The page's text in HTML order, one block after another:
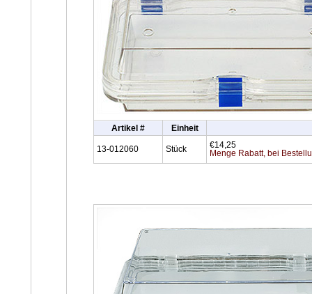
Artikel # Einheit
13-012060 Stück
€14,25
Menge Rabatt, bei